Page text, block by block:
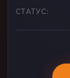
СТАТУС: